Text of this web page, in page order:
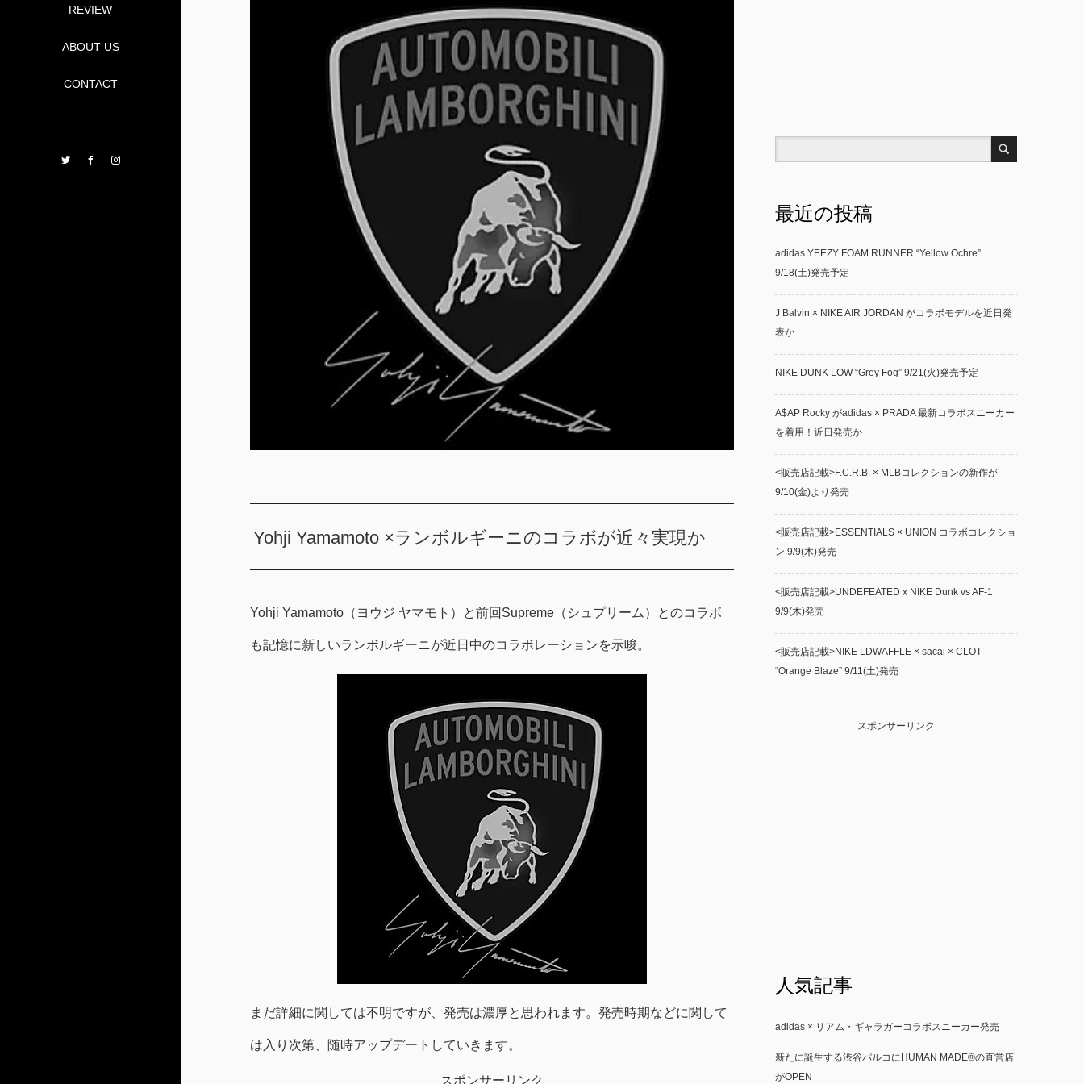
REVIEW
ABOUT US
CONTACT
TwitterFacebook
Yohji Yamamoto ×ランボルギーニのコラボが近々実現か
Yohji Yamamoto（ヨウジ ヤマモト）と前回Supreme（シュプリーム）とのコラボ
も記憶に新しいランボルギーニが近日中のコラボレーションを示唆。
まだ詳細に関しては不明ですが、発売は濃厚と思われます。発売時期などに関して
は入り次第、随時アップデートしていきます。
スポンサーリンク
最近の投稿
adidas YEEZY FOAM RUNNER “Yellow Ochre”
9/18(土)発売予定
J Balvin × NIKE AIR JORDAN がコラボモデルを近日発
表か
NIKE DUNK LOW “Grey Fog” 9/21(火)発売予定
A$AP Rocky がadidas × PRADA 最新コラボスニーカー
を着用！近日発売か
<販売店記載>F.C.R.B. × MLBコレクションの新作が
9/10(金)より発売
<販売店記載>ESSENTIALS × UNION コラボコレクショ
ン 9/9(木)発売
<販売店記載>UNDEFEATED x NIKE Dunk vs AF-1
9/9(木)発売
<販売店記載>NIKE LDWAFFLE × sacai × CLOT
“Orange Blaze” 9/11(土)発売
スポンサーリンク
人気記事
adidas × リアム・ギャラガーコラボスニーカー発売
新たに誕生する渋谷パルコにHUMAN MADE®の直営店
がOPEN